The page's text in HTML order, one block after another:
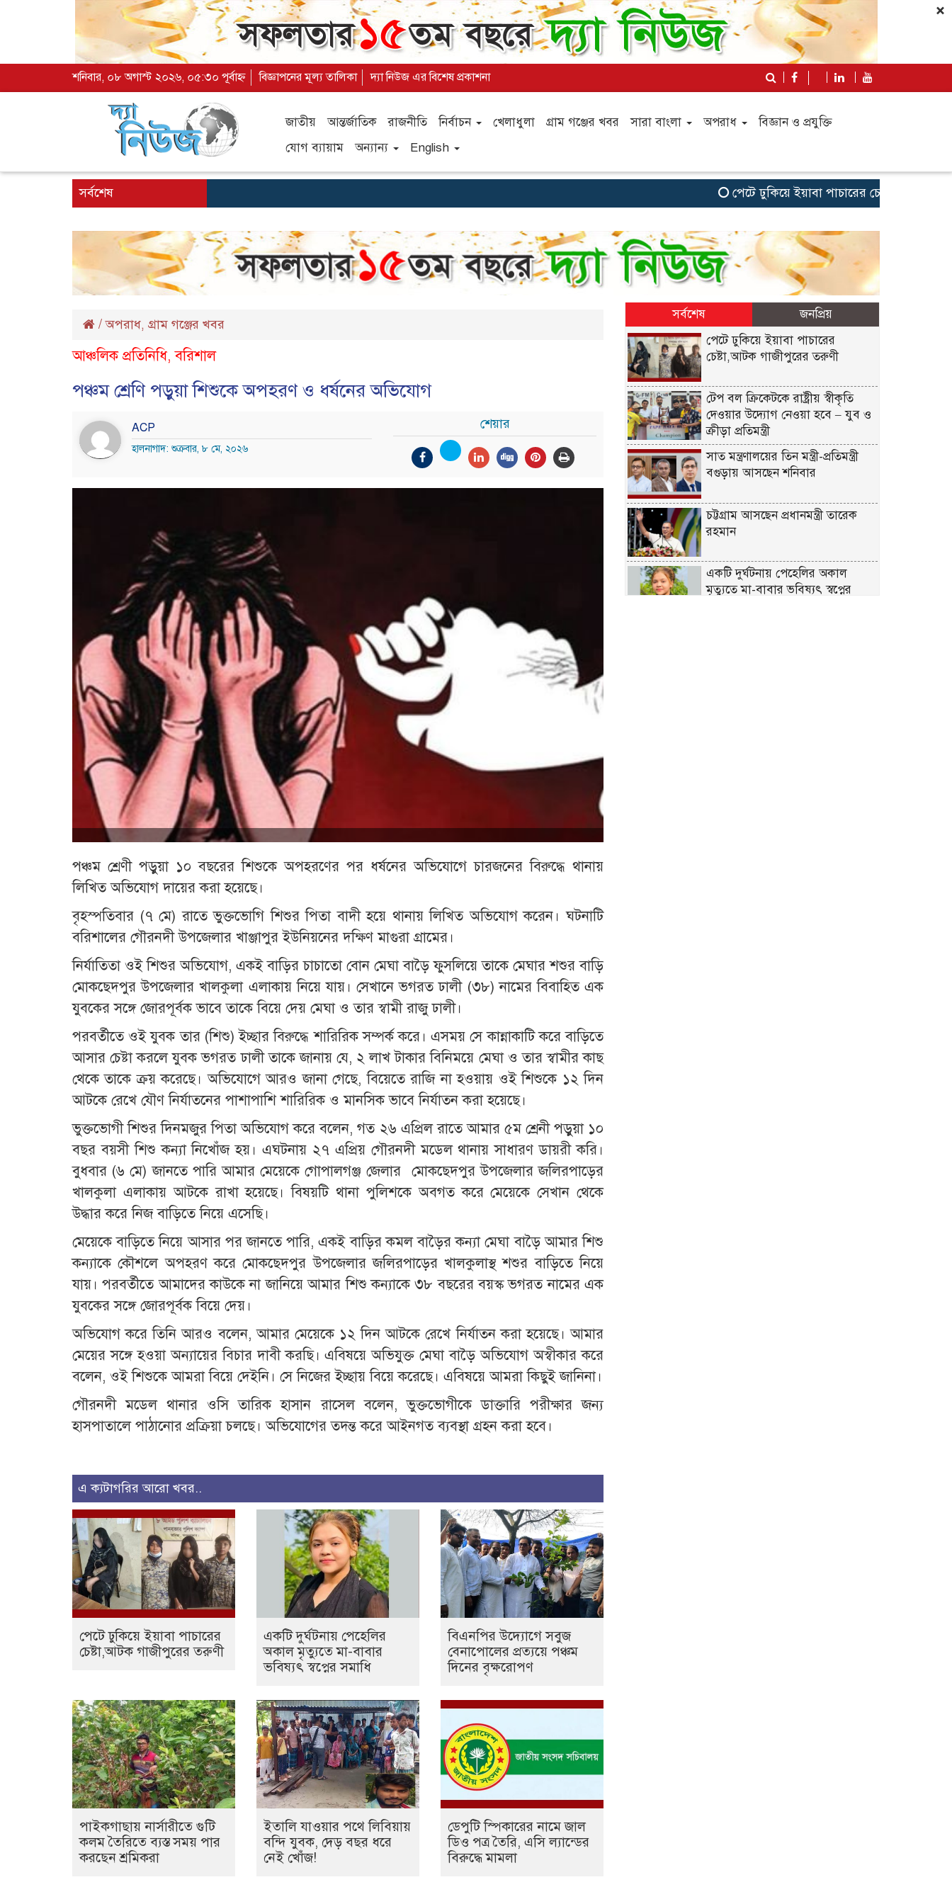
×
শনিবার, ০৮ অগাস্ট ২০২৬, ০৫:৩০ পূর্বাহ্ন বিজ্ঞাপনের মূল্য তালিকা দ্যা নিউজ এর বিশেষ প্রকাশনা
জাতীয় আন্তর্জাতিক রাজনীতি নির্বাচন খেলাধুলা গ্রাম গঞ্জের খবর সারা বাংলা অপরাধ
বিজ্ঞান ও প্রযুক্তি
যোগ ব্যায়াম
অন্যান্য English
সর্বশেষ পেটে ঢুকিয়ে ইয়াবা পাচারের চেষ্টা,আটক গাজীপুরের
/অপরাধ, গ্রাম গঞ্জের খবর
আঞ্চলিক প্রতিনিধি, বরিশাল
পঞ্চম শ্রেণি পড়ুয়া শিশুকে অপহরণ ও ধর্ষনের অভিযোগ
ACP
হালনাগাদ: শুক্রবার, ৮ মে, ২০২৬
শেয়ার
পঞ্চম শ্রেণী পড়ুয়া ১০ বছরের শিশুকে অপহরণের পর ধর্ষনের অভিযোগে চারজনের বিরুদ্ধে থানায়
লিখিত অভিযোগ দায়ের করা হয়েছে।
বৃহস্পতিবার (৭ মে) রাতে ভুক্তভোগি শিশুর পিতা বাদী হয়ে থানায় লিখিত অভিযোগ করেন। ঘটনাটি
বরিশালের গৌরনদী উপজেলার খাঞ্জাপুর ইউনিয়নের দক্ষিণ মাগুরা গ্রামের।
নির্যাতিতা ওই শিশুর অভিযোগ, একই বাড়ির চাচাতো বোন মেঘা বাড়ৈ ফুসলিয়ে তাকে মেঘার শশুর বাড়ি
মোকছেদপুর উপজেলার খালকুলা এলাকায় নিয়ে যায়। সেখানে ভগরত ঢালী (৩৮) নামের বিবাহিত এক
যুবকের সঙ্গে জোরপূর্বক ভাবে তাকে বিয়ে দেয় মেঘা ও তার স্বামী রাজু ঢালী।
পরবর্তীতে ওই যুবক তার (শিশু) ইচ্ছার বিরুদ্ধে শারিরিক সম্পর্ক করে। এসময় সে কান্নাকাটি করে বাড়িতে
আসার চেষ্টা করলে যুবক ভগরত ঢালী তাকে জানায় যে, ২ লাখ টাকার বিনিময়ে মেঘা ও তার স্বামীর কাছ
থেকে তাকে ক্রয় করেছে। অভিযোগে আরও জানা গেছে, বিয়েতে রাজি না হওয়ায় ওই শিশুকে ১২ দিন
আটকে রেখে যৌণ নির্যাতনের পাশাপাশি শারিরিক ও মানসিক ভাবে নির্যাতন করা হয়েছে।
ভুক্তভোগী শিশুর দিনমজুর পিতা অভিযোগ করে বলেন, গত ২৬ এপ্রিল রাতে আমার ৫ম শ্রেনী পড়ুয়া ১০
বছর বয়সী শিশু কন্যা নিখোঁজ হয়। এঘটনায় ২৭ এপ্রিয় গৌরনদী মডেল থানায় সাধারণ ডায়রী করি।
বুধবার (৬ মে) জানতে পারি আমার মেয়েকে গোপালগঞ্জ জেলার মোকছেদপুর উপজেলার জলিরপাড়ের
খালকুলা এলাকায় আটকে রাখা হয়েছে। বিষয়টি থানা পুলিশকে অবগত করে মেয়েকে সেখান থেকে
উদ্ধার করে নিজ বাড়িতে নিয়ে এসেছি।
মেয়েকে বাড়িতে নিয়ে আসার পর জানতে পারি, একই বাড়ির কমল বাড়ৈর কন্যা মেঘা বাড়ৈ আমার শিশু
কন্যাকে কৌশলে অপহরণ করে মোকছেদপুর উপজেলার জলিরপাড়ের খালকুলাস্থ শশুর বাড়িতে নিয়ে
যায়। পরবর্তীতে আমাদের কাউকে না জানিয়ে আমার শিশু কন্যাকে ৩৮ বছরের বয়স্ক ভগরত নামের এক
যুবকের সঙ্গে জোরপূর্বক বিয়ে দেয়।
অভিযোগ করে তিনি আরও বলেন, আমার মেয়েকে ১২ দিন আটকে রেখে নির্যাতন করা হয়েছে। আমার
মেয়ের সঙ্গে হওয়া অন্যায়ের বিচার দাবী করছি। এবিষয়ে অভিযুক্ত মেঘা বাড়ৈ অভিযোগ অস্বীকার করে
বলেন, ওই শিশুকে আমরা বিয়ে দেইনি। সে নিজের ইচ্ছায় বিয়ে করেছে। এবিষয়ে আমরা কিছুই জানিনা।
গৌরনদী মডেল থানার ওসি তারিক হাসান রাসেল বলেন, ভুক্তভোগীকে ডাক্তারি পরীক্ষার জন্য
হাসপাতালে পাঠানোর প্রক্রিয়া চলছে। অভিযোগের তদন্ত করে আইনগত ব্যবস্থা গ্রহন করা হবে।
এ ক্যটাগরির আরো খবর..
পেটে ঢুকিয়ে ইয়াবা পাচারের
চেষ্টা,আটক গাজীপুরের তরুণী
একটি দুর্ঘটনায় পেহেলির
অকাল মৃত্যুতে মা-বাবার
ভবিষ্যৎ স্বপ্নের সমাধি
বিএনপির উদ্যোগে সবুজ
বেনাপোলের প্রত্যয়ে পঞ্চম
দিনের বৃক্ষরোপণ
পাইকগাছায় নার্সারীতে গুটি
কলম তৈরিতে ব্যস্ত সময় পার
করছেন শ্রমিকরা
ইতালি যাওয়ার পথে লিবিয়ায়
বন্দি যুবক, দেড় বছর ধরে
নেই খোঁজ!
ডেপুটি স্পিকারের নামে জাল
ডিও পত্র তৈরি, এসি ল্যান্ডের
বিরুদ্ধে মামলা
সর্বশেষ
জনপ্রিয়
পেটে ঢুকিয়ে ইয়াবা পাচারের
চেষ্টা,আটক গাজীপুরের তরুণী
টেপ বল ক্রিকেটকে রাষ্ট্রীয় স্বীকৃতি
দেওয়ার উদ্যোগ নেওয়া হবে – যুব ও
ক্রীড়া প্রতিমন্ত্রী
সাত মন্ত্রণালয়ের তিন মন্ত্রী-প্রতিমন্ত্রী
বগুড়ায় আসছেন শনিবার
চট্টগ্রাম আসছেন প্রধানমন্ত্রী তারেক
রহমান
একটি দুর্ঘটনায় পেহেলির অকাল
মৃত্যুতে মা-বাবার ভবিষ্যৎ স্বপ্নের